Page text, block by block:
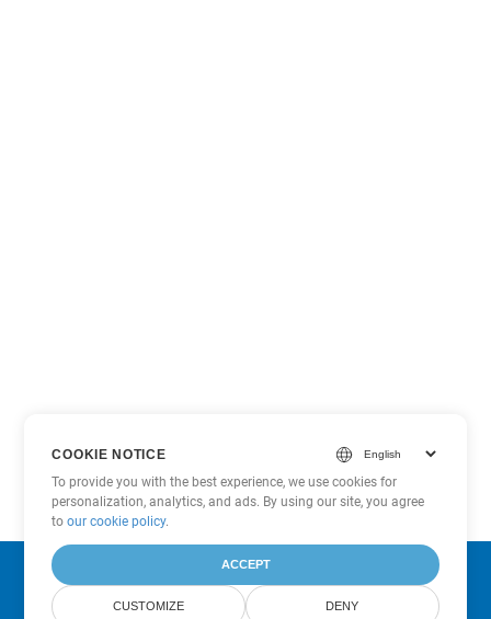
Subscribe to Aspose Product Updates
COOKIE NOTICE
To provide you with the best experience, we use cookies for
personalization, analytics, and ads. By using our site, you agree
toour cookie policy.
ACCEPT
CUSTOMIZE DENY